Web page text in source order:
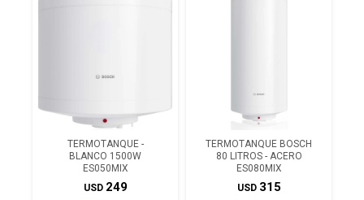
TERMOTANQUE -
BLANCO 1500W
ES050MIX
USD 249
TERMOTANQUE BOSCH
80 LITROS - ACERO
ES080MIX
USD 315